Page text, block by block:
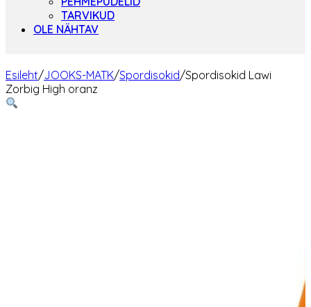
TARVIKUD
OLE NÄHTAV
Esileht/JOOKS-MATK/Spordisokid/Spordisokid Lawi
Zorbig High oranz